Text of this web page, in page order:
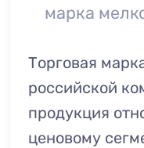
марка
Торговая
российской
продукция
ценовому